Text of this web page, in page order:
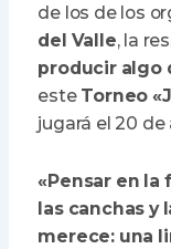
de los de los
del Valle, la
producir algo
este Torneo
jugará el 20 de
«Pensar en la
las canchas y
merece: una